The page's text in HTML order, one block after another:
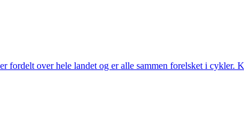
over hele landet og er alle sammen forelsket i cykler.